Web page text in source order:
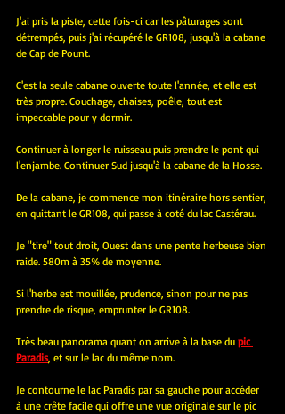
J'ai pris la piste, cette fois-ci car les pâturages sont
détrempés, puis j'ai récupéré le GR108, jusqu'à la cabane
de Cap de Pount.
C'est la seule cabane ouverte toute l'année, et elle est
très propre. Couchage, chaises, poêle, tout est
impeccable pour y dormir.
Continuer à longer le ruisseau puis prendre le pont qui
l'enjambe. Continuer Sud jusqu'à la cabane de la Hosse.
De la cabane, je commence mon itinéraire hors sentier,
en quittant le GR108, qui passe à coté du lac Castérau.
Je "tire" tout droit, Ouest dans une pente herbeuse bien
raide. 580m à 35% de moyenne.
Si l'herbe est mouillée, prudence, sinon pour ne pas
prendre de risque, emprunter le GR108.
Très beau panorama quant on arrive à la base du pic
Paradis, et sur le lac du même nom.
Je contourne le lac Paradis par sa gauche pour accéder
à une crête facile qui offre une vue originale sur le pic